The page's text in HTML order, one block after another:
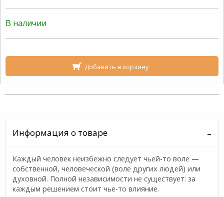
В наличии
Добавить в корзину
Информация о товаре
Каждый человек неизбежно следует чьей-то воле —
собственной, чело­веческой (воле других людей) или
духовной. Полной независимости не существует: за
каждым решением стоит чье-то влияние.